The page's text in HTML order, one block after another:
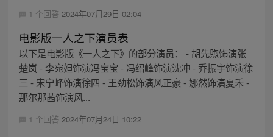
1 个回答 2024年07月29日 02:04
电影版一人之下演员表
以下是电影版《一人之下》的部分演员： - 胡先煦饰演张
楚岚 - 李宛妲饰演冯宝宝 - 冯绍峰饰演沈冲 - 乔振宇饰演徐
三 - 宋宁峰饰演徐四 - 王劲松饰演风正豪 - 娜然饰演夏禾 -
那尔那茜饰演风...
1 个回答 2024年07月24日 10:22